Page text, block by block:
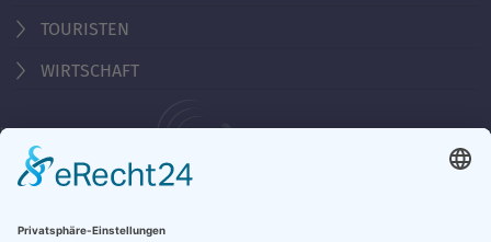
TOURISTEN
WIRTSCHAFT
Montag - Freitag 10:00 - 18:00 Uhr